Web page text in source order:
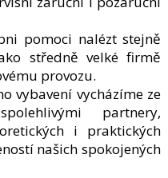
pomoci nalézt stejně
středně velké firmě
provozu.
vybavení vycházíme ze
partnery,
i praktických
našich spokojených